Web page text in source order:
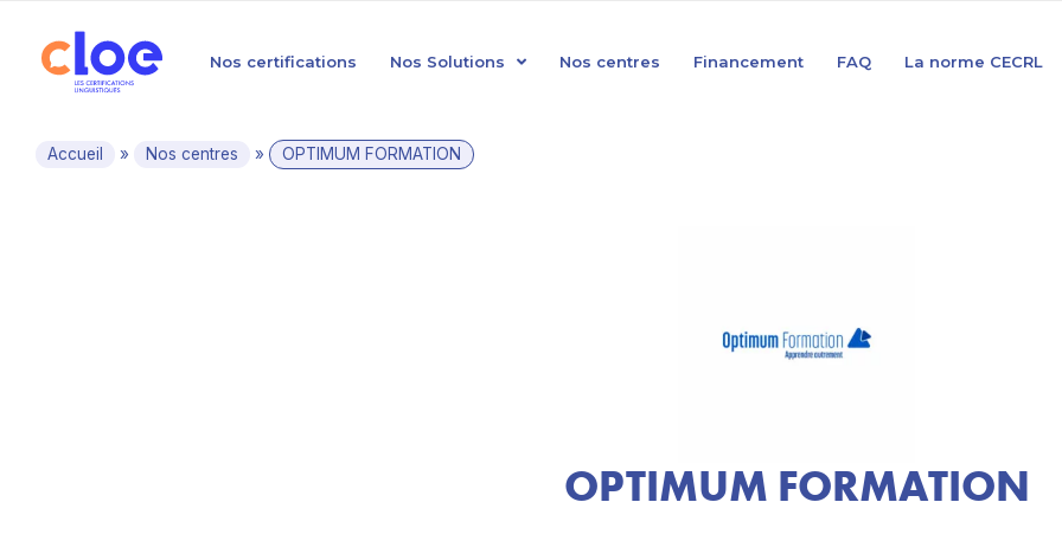
Nos certifications Nos Solutions Nos centres Financement FAQ La norme CECRL
Accueil » Nos centres » OPTIMUM FORMATION
OPTIMUM FORMATION